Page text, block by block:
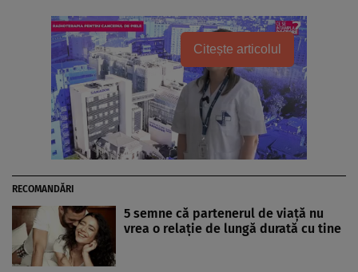
Citește articolul
RECOMANDĂRI
5 semne că partenerul de viaţă nu
vrea o relaţie de lungă durată cu tine